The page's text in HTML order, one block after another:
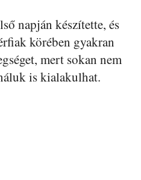
napján készítette, és
körében gyakran
mert sokan nem
is kialakulhat.